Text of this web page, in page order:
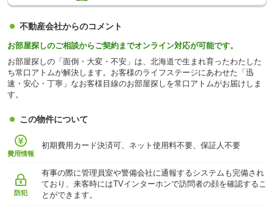
不動産会社からのコメント
お部屋探しのご相談からご契約までオンライン対応が可能です。
お部屋探しの「面倒・大変・不安」は、北海道で生まれ育ったわたした
ち常口アトムが解決します。お客様のライフステージにあわせた「迅
速・安心・丁寧」なお客様目線のお部屋探しを常口アトムがお届けしま
す。
この物件について
費用情報
初期費用カード決済可、ネット使用料不要、保証人不要
防犯
有事の際に管理員室や警備会社に通報するシステムも完備され
ており、来客時にはTVインターホンで訪問者の顔を確認するこ
とができます。